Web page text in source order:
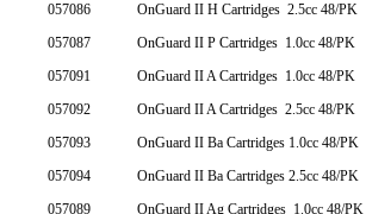
057086
OnGuard II H Cartridges 2.5cc 48/PK
057087
OnGuard II P Cartridges 1.0cc 48/PK
057091
OnGuard II A Cartridges 1.0cc 48/PK
057092
OnGuard II A Cartridges 2.5cc 48/PK
057093
OnGuard II Ba Cartridges 1.0cc 48/PK
057094
OnGuard II Ba Cartridges 2.5cc 48/PK
057089
OnGuard II Ag Cartridges 1.0cc 48/PK